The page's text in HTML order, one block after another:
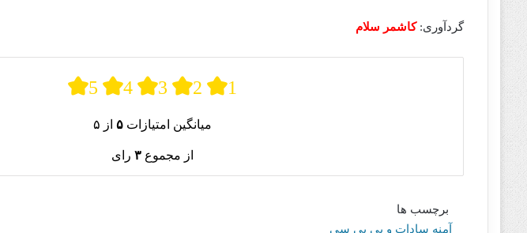
گردآوری:کاشمر سلام
5 4 3 2 1
میانگین امتیازات ۵ از ۵
از مجموع ۳ رای
برچسب ها
آمنه سادات و بی بی سی